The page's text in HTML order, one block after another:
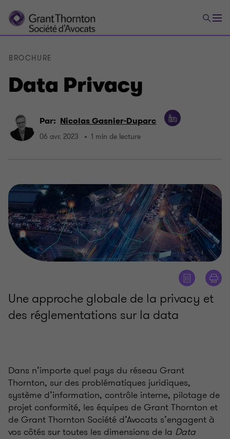
Data Privacy
BROCHURE
Par: Nicolas Gasnier-Duparc
06 avr. 2023 1 min de lecture
Une approche globale de la privacy et
des réglementations sur la data
Dans n’importe quel pays du réseau Grant
Thornton, sur des problématiques juridiques,
système d’information, contrôle interne, pilotage de
projet conformité, les équipes de Grant Thornton et
de Grant Thornton Société d’Avocats s’engagent à
vos côtés sur toutes les dimensions de la Data